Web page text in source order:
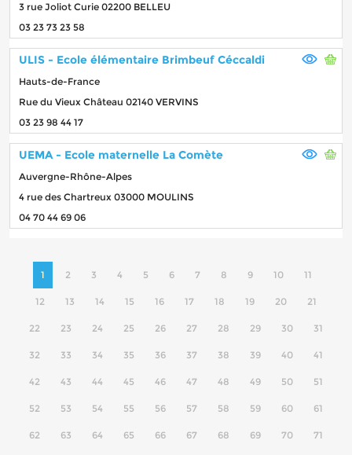
3 rue Joliot Curie 02200 BELLEU
03 23 73 23 58
ULIS - Ecole élémentaire Brimbeuf Céccaldi
Hauts-de-France
Rue du Vieux Château 02140 VERVINS
03 23 98 44 17
UEMA - Ecole maternelle La Comète
Auvergne-Rhône-Alpes
4 rue des Chartreux 03000 MOULINS
04 70 44 69 06
1 2 3 4 5 6 7 8 9 10 11
12 13 14 15 16 17 18 19 20 21
22 23 24 25 26 27 28 29 30 31
32 33 34 35 36 37 38 39 40 41
42 43 44 45 46 47 48 49 50 51
52 53 54 55 56 57 58 59 60 61
62 63 64 65 66 67 68 69 70 71